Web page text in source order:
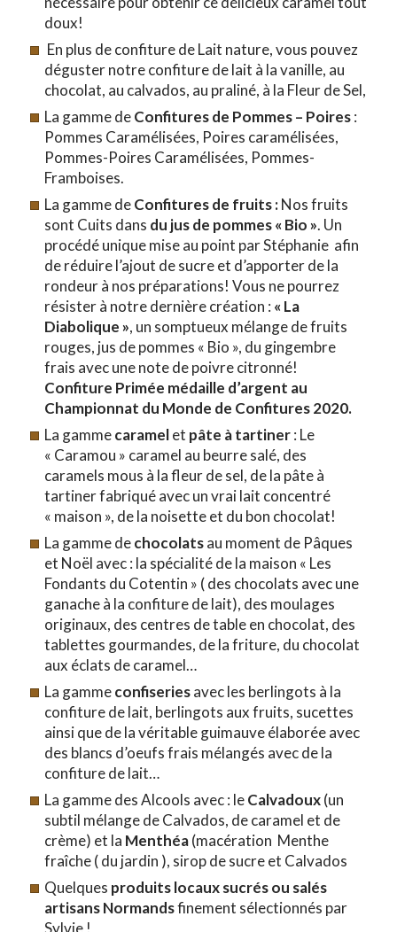
doux!
En plus de confiture de Lait nature, vous pouvez
déguster notre confiture de lait à la vanille, au
chocolat, au calvados, au praliné, à la Fleur de Sel,
La gamme deConfitures de Pommes – Poires:
Pommes Caramélisées, Poires caramélisées,
Pommes-Poires Caramélisées, Pommes-
Framboises.
La gamme deConfitures de fruits :Nos fruits
sont Cuits dans du jus de pommes« Bio ». Un
procédé unique mise au point par Stéphanie afin
de réduire l’ajout de sucre et d’apporter de la
rondeur à nos préparations! Vous ne pourrez
résister à notre dernière création : « La
Diabolique », un somptueux mélange de fruits
rouges, jus de pommes « Bio », du gingembre
frais avec une note de poivre citronné!
Confiture Primée médaille d’argent au
Championnat du Monde de Confitures 2020.
La gammecaramelet pâte à tartiner: Le
« Caramou » caramel au beurre salé, des
caramels mous à la fleur de sel, de la pâte à
tartiner fabriqué avec un vrai lait concentré
« maison », de la noisette et du bon chocolat!
La gamme dechocolatsau moment de Pâques
et Noël avec : la spécialité de la maison « Les
Fondants du Cotentin » ( des chocolats avec une
ganache à la confiture de lait), des moulages
originaux, des centres de table en chocolat, des
tablettes gourmandes, de la friture, du chocolat
aux éclats de caramel…
La gammeconfiseriesavec les berlingots à la
confiture de lait, berlingots aux fruits, sucettes
ainsi que de la véritable guimauve élaborée avec
des blancs d’oeufs frais mélangés avec de la
confiture de lait…
La gamme des Alcools avec : leCalvadoux(un
subtil mélange de Calvados, de caramel et de
crème) et la Menthéa(macération Menthe
fraîche ( du jardin ), sirop de sucre et Calvados
Quelques produits locaux sucrés ou salés
artisans Normandsfinement sélectionnés par
Sylvie !